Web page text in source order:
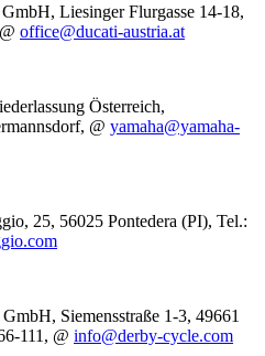
Liesinger Flurgasse 14-18,
office@ducati-austria.at
Österreich,
@ yamaha@yamaha-
25, 56025 Pontedera (PI), Tel.:
Siemensstraße 1-3, 49661
111, @ info@derby-cycle.com